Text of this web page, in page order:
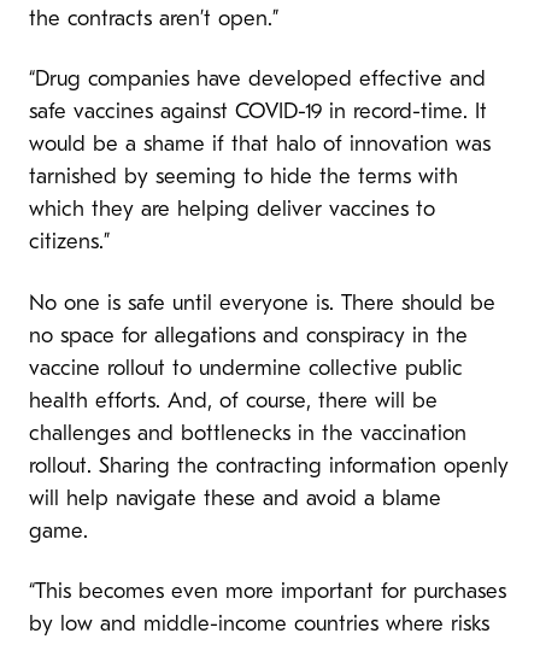
the contracts aren’t open.”
“Drug companies have developed effective and
safe vaccines against COVID-19 in record-time. It
would be a shame if that halo of innovation was
tarnished by seeming to hide the terms with
which they are helping deliver vaccines to
citizens.”
No one is safe until everyone is. There should be
no space for allegations and conspiracy in the
vaccine rollout to undermine collective public
health efforts. And, of course, there will be
challenges and bottlenecks in the vaccination
rollout. Sharing the contracting information openly
will help navigate these and avoid a blame
game.
“This becomes even more important for purchases
by low and middle-income countries where risks